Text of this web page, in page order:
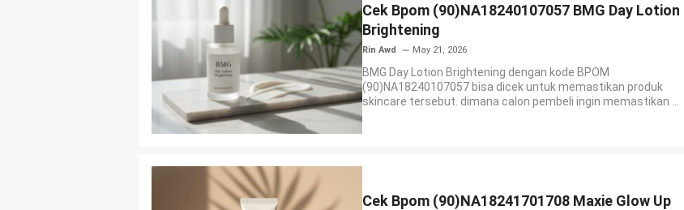
Cek Bpom (90)NA18240107057 BMG Day Lotion
Brightening
Rin Awd May 21, 2026
BMG Day Lotion Brightening dengan kode BPOM
(90)NA18240107057 bisa dicek untuk memastikan produk
skincare tersebut. dimana calon pembeli ingin memastikan ...
Cek Bpom (90)NA18241701708 Maxie Glow Up